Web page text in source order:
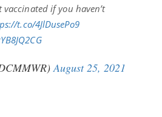
vaccinated if you haven’t
t.co/4JlDusePo9
August 25, 2021